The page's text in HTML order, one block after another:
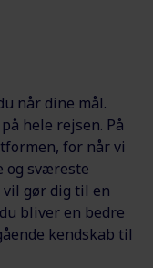
når dine mål.
hele rejsen. På
for når vi
og sværeste
gør dig til en
bliver en bedre
kendskab til